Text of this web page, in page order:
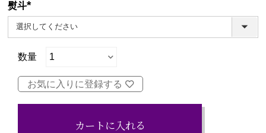
熨斗
(必
須)
お気に入りに登録する
カートに入れる